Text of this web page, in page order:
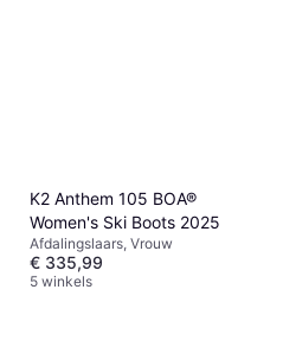
K2 Anthem 105 BOA®
Women's Ski Boots 2025
Afdalingslaars, Vrouw
€ 335,99
5 winkels